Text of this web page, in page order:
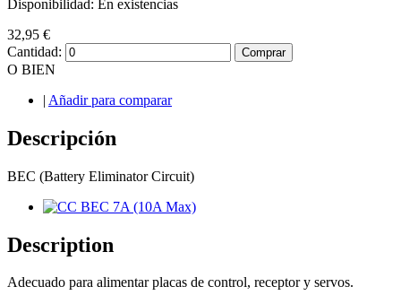
Disponibilidad: En existencias
32,95 €
Cantidad:
Comprar
O BIEN
| Añadir para comparar
Descripción
BEC (Battery Eliminator Circuit)
Description
Adecuado para alimentar placas de control, receptor y servos.